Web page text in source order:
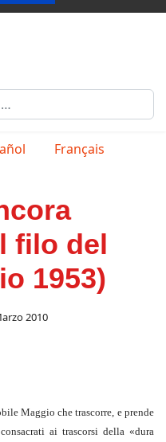
Français
filo del
1953)
2010
Maggio che trascorre, e prende
ai trascorsi della «dura